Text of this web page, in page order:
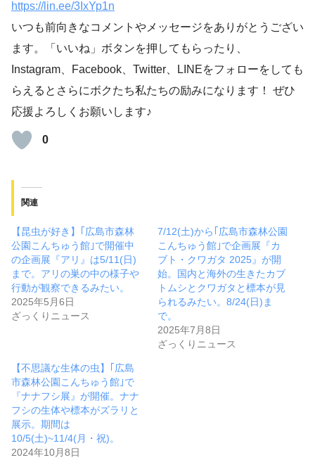
https://lin.ee/3IxYp1n
いつも前向きなコメントやメッセージをありがとうござい
ます。「いいね」ボタンを押してもらったり、
Instagram、Facebook、Twitter、LINEをフォローをしても
らえるとさらにボクたち私たちの励みになります！ ぜひ
応援よろしくお願いします♪
0
関連
【昆虫が好き】｢広島市森林
公園こんちゅう館｣で開催中
の企画展『アリ』は5/11(日)
まで。アリの巣の中の様子や
行動が観察できるみたい。
2025年5月6日
ざっくりニュース
7/12(土)から｢広島市森林公園
こんちゅう館｣で企画展『カ
ブト・クワガタ 2025』が開
始。国内と海外の生きたカブ
トムシとクワガタと標本が見
られるみたい。8/24(日)ま
で。
2025年7月8日
ざっくりニュース
【不思議な生体の虫】｢広島
市森林公園こんちゅう館｣で
『ナナフシ展』が開催。ナナ
フシの生体や標本がズラリと
展示。期間は
10/5(土)~11/4(月・祝)。
2024年10月8日